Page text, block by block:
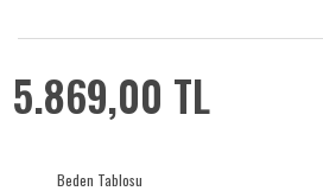
5.869,00 TL
Beden Tablosu